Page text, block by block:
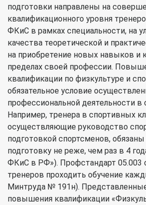
подготовки направлены на
квалификационного уровня
ФКиС в рамках специальности, на
качества теоретической и
на приобретение новых навыков и
пределах своей профессии.
квалификации по физкультуре и
обязательное условие
профессиональной деятельности в
Например, тренера в спортивных
осуществляющие руководство
подготовкой спортсменов,
подготовку не реже, чем раз в 4
ФКиС в РФ»). Профстандарт 05.003
тренеров проходить обучение
Минтруда № 191н).
повышения квалификации